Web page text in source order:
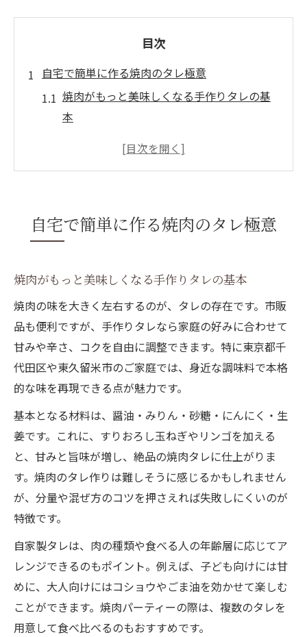
目次
自宅で簡単に作る焼肉のタレ極意
焼肉がもっと美味しくなる手作りタレの基
本
自宅調味料だけで焼肉のタレを簡単再現
焼肉のタレ本格派の作り方とそのコツ
焼肉のたれ 手作り 絶品の王道レシピ紹介
焼肉のタレの作り方 本格味を家庭で実現
焼肉のたれ 店の味 レシピを自宅で再現
りんごや玉ねぎで焼肉タレをワンランクUP
焼肉を引き立てる自家製タレのバリエーシ
ョン
焼肉のタレ代用を知れば急なパーティーも安心
焼肉のタレがない時の代用アイデア集
焼肉のたれ レシピ 簡単素材で即席タレ作り
冷蔵庫の調味料で焼肉タレを手早く準備
焼肉のたれ クックパッド 1 位風の再現テク
焼肉を本格仕上げに導くタレの作り方
焼肉のたれ 作り方 本格派の調味バランス解
説
焼肉のたれ 店の味 レシピを家庭で再現する
自宅で簡単に作る焼肉のタレ極意
焼肉がもっと美味しくなる手作りタレの基本
焼肉の味を大きく左右するのが、タレの存在です。市販
品も便利ですが、手作りタレなら家庭の好みに合わせて
甘みや辛さ、コクを自由に調整できます。特に東京都千
代田区や東久留米市のご家庭では、身近な調味料で本格
的な味を再現できる点が魅力です。
基本となる材料は、醤油・みりん・砂糖・にんにく・生
姜です。これに、すりおろし玉ねぎやリンゴを加える
と、甘みと旨味が増し、絶品の焼肉タレに仕上がりま
す。焼肉のタレ作りは難しそうに感じるかもしれません
が、分量や混ぜ方のコツを押さえれば失敗しにくいのが
特徴です。
自家製タレは、肉の種類や食べる人の年齢層に応じてア
レンジできるのもポイント。例えば、子ども向けには甘
めに、大人向けにはコショウやごま油を効かせて楽しむ
ことができます。焼肉パーティーの際は、複数のタレを
用意して食べ比べるのもおすすめです。